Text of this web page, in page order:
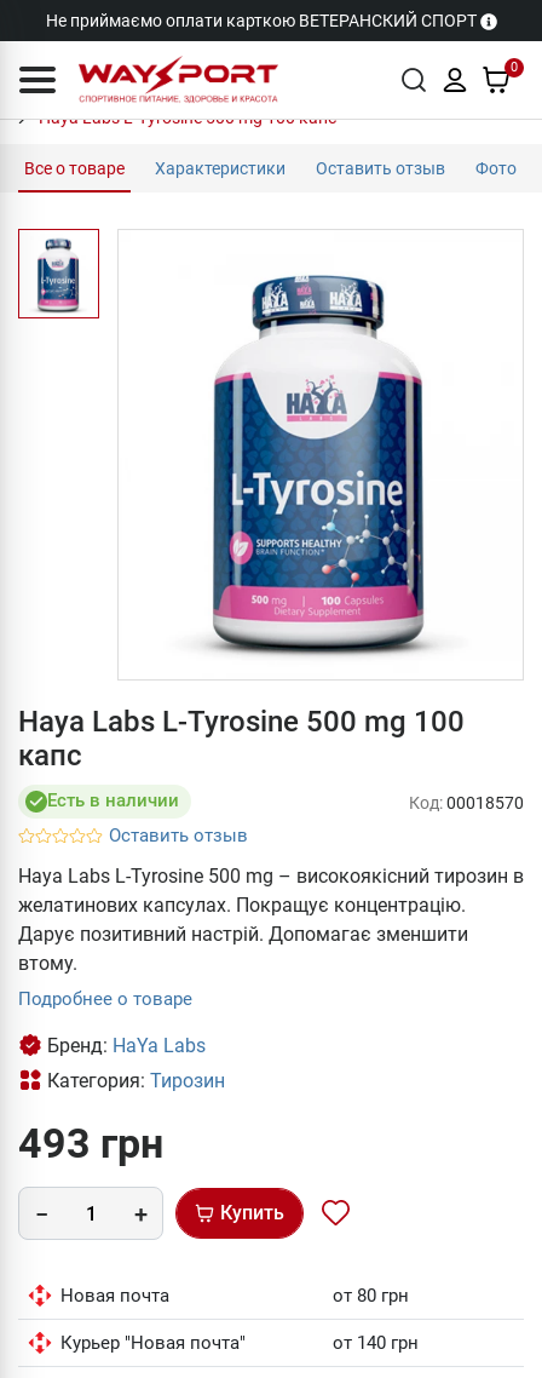
Не приймаємо оплати карткою ВЕТЕРАНСКИЙ СПОРТ
0
Haya Labs L-Tyrosine 500 mg 100 капс
Все о товаре Характеристики Оставить отзыв Фото
Haya Labs L-Tyrosine 500 mg 100
капс
Есть в наличии
Оставить отзыв
Код:00018570
Haya Labs L-Tyrosine 500 mg – високоякісний тирозин в
желатинових капсулах. Покращує концентрацію.
Дарує позитивний настрій. Допомагає зменшити
втому.
Подробнее о товаре
Бренд: HaYa Labs
Категория: Тирозин
493 грн
Купить
Новая почта от 80 грн
Курьер "Новая почта" от 140 грн